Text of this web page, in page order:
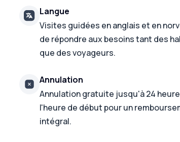
Langue
Visites guidées en anglais et en
de répondre aux besoins tant des
que des voyageurs.
Annulation
Annulation gratuite jusqu'à 24
l'heure de début pour un
intégral.